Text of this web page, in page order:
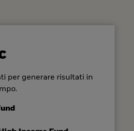
per generare risultati in